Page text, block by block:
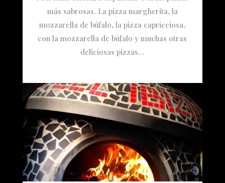
más sabrosas. La pizza margherita, la
mozzarella de búfalo, la pizza capricciosa,
con la mozzarella de búfalo y muchas otras
deliciosas pizzas…